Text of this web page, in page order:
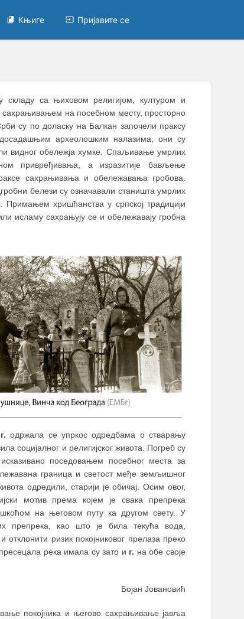
Књиге Пријавите се
са њиховом религијом, културом и
сахрањивањем на посебном месту, просторно
су по доласку на Балкан започели праксу
археолошким налазима, они су
видног обележја хумке. Спаљивање умрлих
привређивања, а изразитије бављење
сахрањивања и обележавања гробова.
белези су означавали станишта умрлих
Примањем хришћанства у српској традицији
исламу сахрањују се и обележавају гробна
г. одржала се упркос одредбама о стварању
социјалног и религијског живота. Погреб су
поседовањем посебног места за
граница и светост међе земљишног
одредили, старији је обичај.Осим овог,
мотив према којем је свака препрека
на његовом путу ка другом свету. У
препрека, као што је била текућа вода,
отклонити ризик покојниковог прелаза преко
река имала су зато и г. на обе своје
Бојан Јовановић
покојника и његово сахрањивање јавља